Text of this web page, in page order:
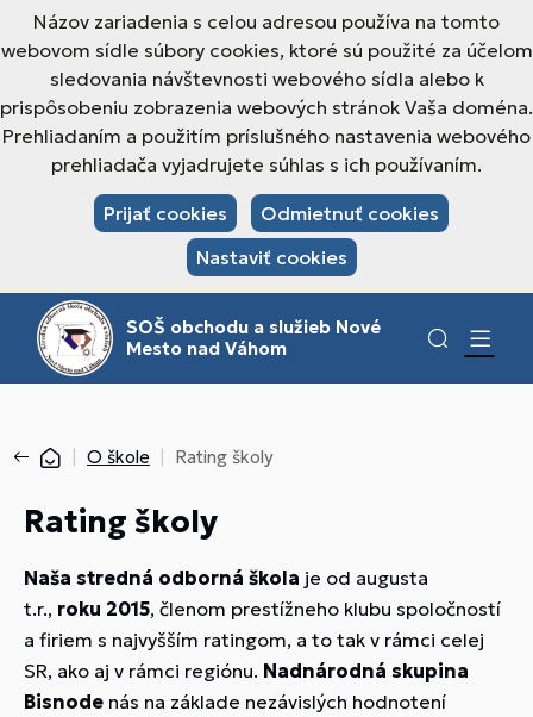
Názov zariadenia s celou adresou používa na tomto
webovom sídle súbory cookies, ktoré sú použité za účelom
sledovania návštevnosti webového sídla alebo k
prispôsobeniu zobrazenia webových stránok Vaša doména.
Prehliadaním a použitím príslušného nastavenia webového
prehliadača vyjadrujete súhlas s ich používaním.
Prijať cookies
Odmietnuť cookies
Nastaviť cookies
SOŠ obchodu a služieb Nové
Mesto nad Váhom
O škole Rating školy
Rating školy
Naša stredná odborná škola je od augusta
t.r., roku 2015, členom prestížneho klubu spoločností
a firiem s najvyšším ratingom, a to tak v rámci celej
SR, ako aj v rámci regiónu. Nadnárodná skupina
Bisnode nás na základe nezávislých hodnotení